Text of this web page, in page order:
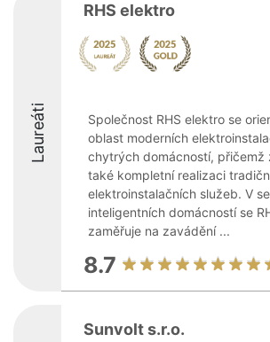
Laureáti
RHS elektro
Společnost RHS elektro se
oblast moderních
chytrých domácností, přičemž
také kompletní realizaci
elektroinstalačních služeb. V
inteligentních domácností se
zaměřuje na zavádění ...
8.7
Sunvolt s.r.o.